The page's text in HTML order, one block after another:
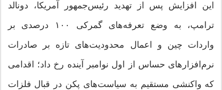
این افزایش پس از تهدید رئیس‌جمهور آمریکا، دونالد
ترامپ، به وضع تعرفه‌های گمرکی ۱۰۰ درصدی بر
واردات چین و اعمال محدودیت‌های تازه بر صادرات
نرم‌افزارهای حساس از اول نوامبر آینده رخ داد؛ اقدامی
که واکنشی مستقیم به سیاست‌های پکن در قبال فلزات